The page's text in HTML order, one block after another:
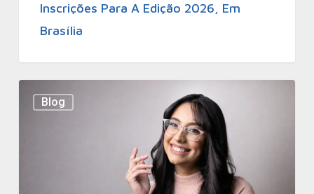
Inscrições Para A Edição 2026, Em
Brasília
Blog